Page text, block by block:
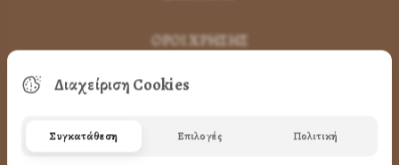
ΌΡΟΙ ΧΡΉΣΗΣ
Πως Μπορώ να παραγγείλω
Μεταφορικά & Αντικαταβολή
Διαχείριση Cookies
Συγκατάθεση Επιλογές Πολιτική